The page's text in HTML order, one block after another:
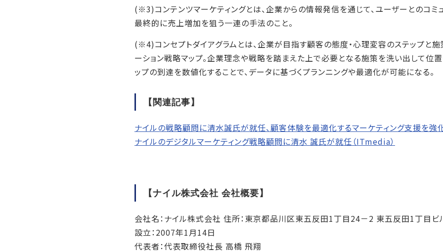
(※3)コンテンツマーケティングとは、企業からの情報発信を通じて、ユーザーとのコミ
最終的に売上増加を狙う一連の手法のこと。
(※4)コンセプトダイアグラムとは、企業が目指す顧客の態度・心理変容のステップと
ーション戦略マップ。企業理念や戦略を踏まえた上で必要となる施策を洗い出して位
ップの到達を数値化することで、データに基づくプランニングや最適化が可能になる。
【関連記事】
ナイルの戦略顧問に清水誠氏が就任、顧客体験を最適化するマーケティング支援を強
ナイルのデジタルマーケティング戦略顧問に清水 誠氏が就任（ITmedia）
【ナイル株式会社 会社概要】
会社名：ナイル株式会社 住所：東京都品川区東五反田1丁目24－2 東五反田1丁目ビ
設立：2007年1月14日
代表者：代表取締役社長 高橋 飛翔